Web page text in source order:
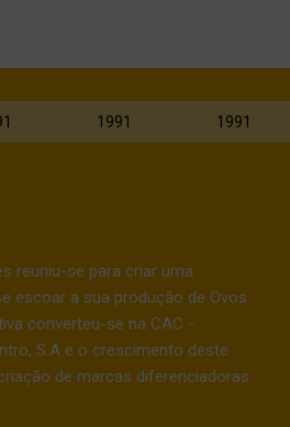
1991 1991
reuniu-se para criar uma
escoar a sua produção de Ovos.
converteu-se na CAC -
S.A e o crescimento deste
de marcas diferenciadoras.